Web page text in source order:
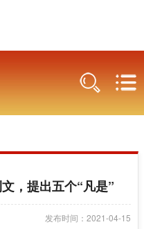
，提出五个“凡是”
发布时间：2021-04-15